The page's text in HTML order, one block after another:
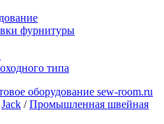
фурнитуры
типа
Jack /Промышленная швейная